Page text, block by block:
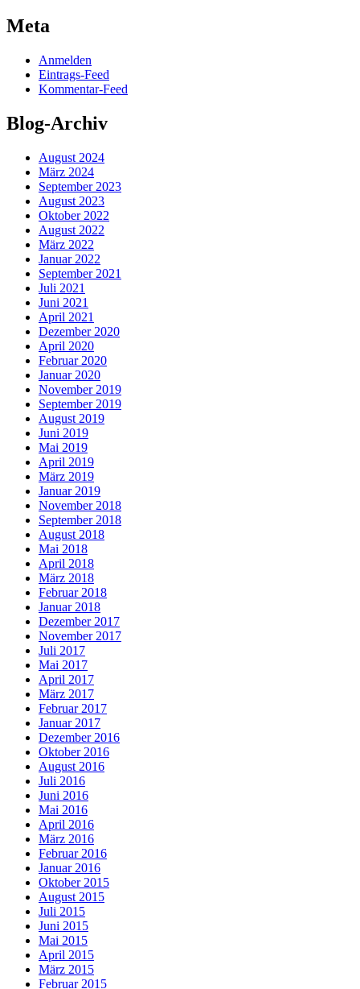
Meta
Anmelden
Eintrags-Feed
Kommentar-Feed
Blog-Archiv
August 2024
März 2024
September 2023
August 2023
Oktober 2022
August 2022
März 2022
Januar 2022
September 2021
Juli 2021
Juni 2021
April 2021
Dezember 2020
April 2020
Februar 2020
Januar 2020
November 2019
September 2019
August 2019
Juni 2019
Mai 2019
April 2019
März 2019
Januar 2019
November 2018
September 2018
August 2018
Mai 2018
April 2018
März 2018
Februar 2018
Januar 2018
Dezember 2017
November 2017
Juli 2017
Mai 2017
April 2017
März 2017
Februar 2017
Januar 2017
Dezember 2016
Oktober 2016
August 2016
Juli 2016
Juni 2016
Mai 2016
April 2016
März 2016
Februar 2016
Januar 2016
Oktober 2015
August 2015
Juli 2015
Juni 2015
Mai 2015
April 2015
März 2015
Februar 2015